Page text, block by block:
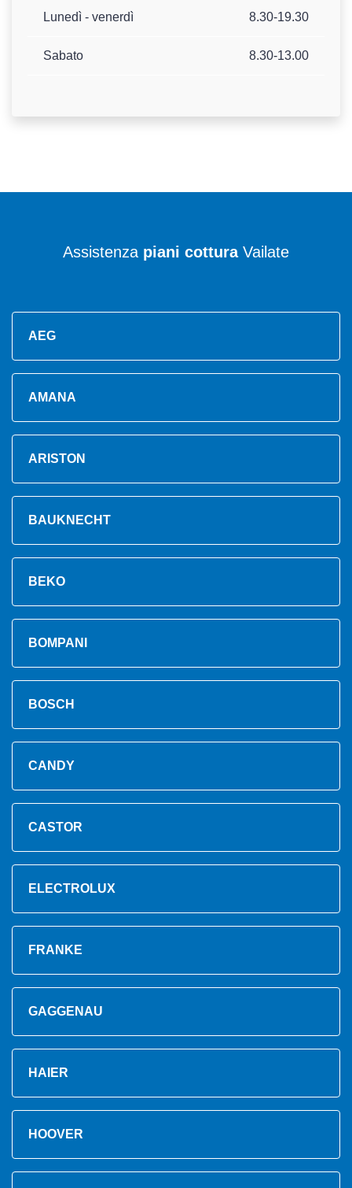
Lunedì - venerdì 8.30-19.30
Sabato 8.30-13.00
Assistenza piani cotturaVailate
AEG
AMANA
ARISTON
BAUKNECHT
BEKO
BOMPANI
BOSCH
CANDY
CASTOR
ELECTROLUX
FRANKE
GAGGENAU
HAIER
HOOVER